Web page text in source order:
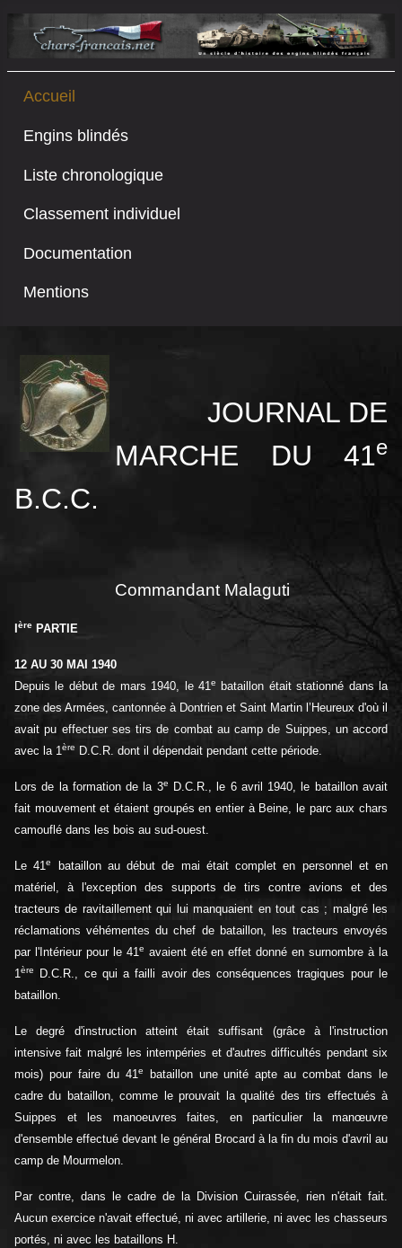
Accueil
Engins blindés
Liste chronologique
Classement individuel
Documentation
Mentions
JOURNAL DE
MARCHE DU 41e
B.C.C.
Commandant Malaguti
ère PARTIE
12 AU 30 MAI 1940
Depuis le début de mars 1940, le 41e
bataillon était stationné dans la
zone des Armées, cantonnée à Dontrien et Saint Martin l’Heureux d'où il
avait pu effectuer ses tirs de combat au camp de Suippes, un accord
avec la 1ère D.C.R. dont il dépendait pendant cette période.
Lors de la formation de la 3e
D.C.R., le 6 avril 1940, le bataillon avait
fait mouvement et étaient groupés en entier à Beine, le parc aux chars
camouflé dans les bois au sud-ouest.
Le 41e
bataillon au début de mai était complet en personnel et en
matériel, à l'exception des supports de tirs contre avions et des
tracteurs de ravitaillement qui lui manquaient en tout cas ; malgré les
réclamations véhémentes du chef de bataillon, les tracteurs envoyés
par l'Intérieur pour le 41e avaient été en effet donné en surnombre à la
1ère
D.C.R., ce qui a failli avoir des conséquences tragiques pour le
bataillon.
Le degré d'instruction atteint était suffisant (grâce à l'instruction
intensive fait malgré les intempéries et d'autres difficultés pendant six
mois) pour faire du 41e
bataillon une unité apte au combat dans le
cadre du bataillon, comme le prouvait la qualité des tirs effectués à
Suippes et les manoeuvres faites, en particulier la manœuvre
d'ensemble effectué devant le général Brocard à la fin du mois d'avril au
camp de Mourmelon.
Par contre, dans le cadre de la Division Cuirassée, rien n'était fait.
Aucun exercice n'avait effectué, ni avec artillerie, ni avec les chasseurs
portés, ni avec les bataillons H.